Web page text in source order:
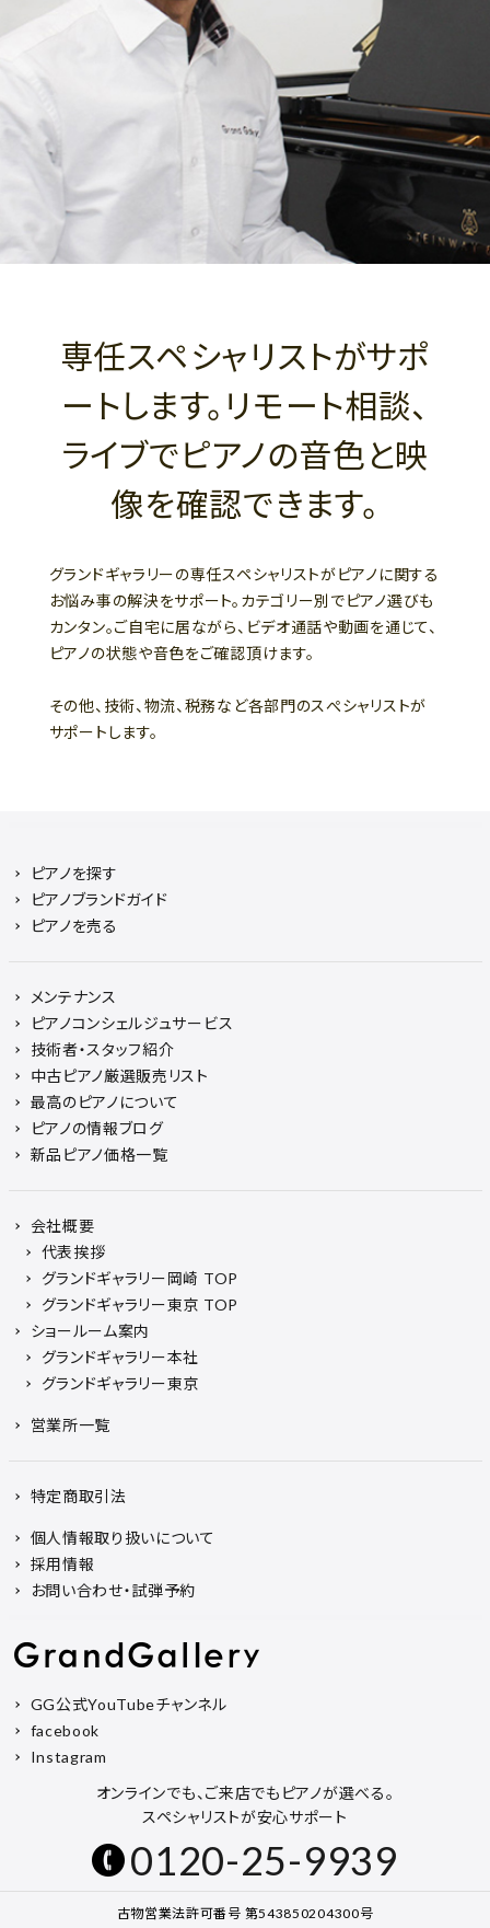
専任スペシャリストがサポ
ートします。リモート相談、
ライブでピアノの音色と映
像を確認できます。
グランドギャラリーの専任スペシャリストがピアノに関する
お悩み事の解決をサポート。カテゴリー別でピアノ選びも
カンタン。ご自宅に居ながら、ビデオ通話や動画を通じて、
ピアノの状態や音色をご確認頂けます。
その他、技術、物流、税務など各部門のスぺシャリストが
サポートします。
ピアノを探す
ピアノブランドガイド
ピアノを売る
メンテナンス
ピアノコンシェルジュサービス
技術者・スタッフ紹介
中古ピアノ厳選販売リスト
最高のピアノについて
ピアノの情報ブログ
新品ピアノ価格一覧
会社概要
代表挨拶
グランドギャラリー岡崎 TOP
グランドギャラリー東京 TOP
ショールーム案内
グランドギャラリー本社
グランドギャラリー東京
営業所一覧
特定商取引法
個人情報取り扱いについて
採用情報
お問い合わせ・試弾予約
GG公式YouTubeチャンネル
facebook
Instagram
オンラインでも、ご来店でもピアノが選べる。
スペシャリストが安心サポート
0120-25-9939
古物営業法許可番号 第543850204300号